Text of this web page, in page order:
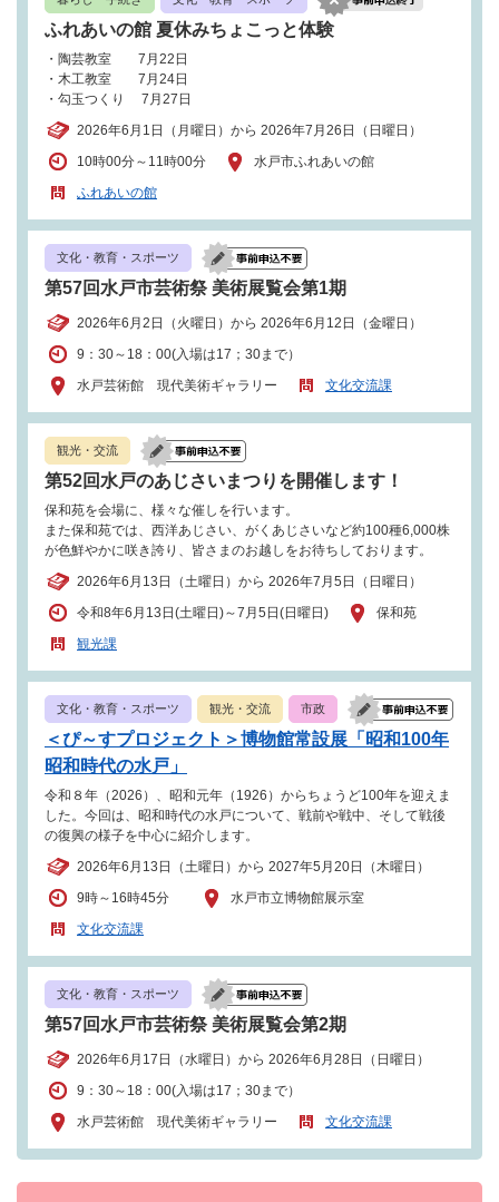
ふれあいの館 夏休みちょこっと体験
・陶芸教室 7月22日
・木工教室 7月24日
・勾玉つくり 7月27日
2026年6月1日（月曜日）から 2026年7月26日（日曜日）
10時00分～11時00分
水戸市ふれあいの館
ふれあいの館
文化・教育・スポーツ
第57回水戸市芸術祭 美術展覧会第1期
2026年6月2日（火曜日）から 2026年6月12日（金曜日）
9：30～18：00(入場は17；30まで）
水戸芸術館 現代美術ギャラリー
文化交流課
観光・交流
第52回水戸のあじさいまつりを開催します！
保和苑を会場に、様々な催しを行います。
また保和苑では、西洋あじさい、がくあじさいなど約100種6,000株
が色鮮やかに咲き誇り、皆さまのお越しをお待ちしております。
2026年6月13日（土曜日）から 2026年7月5日（日曜日）
令和8年6月13日(土曜日)～7月5日(日曜日)
保和苑
観光課
文化・教育・スポーツ 観光・交流 市政
＜ぴ～すプロジェクト＞博物館常設展「昭和100年
昭和時代の水戸」
令和８年（2026）、昭和元年（1926）からちょうど100年を迎えま
した。今回は、昭和時代の水戸について、戦前や戦中、そして戦後
の復興の様子を中心に紹介します。
2026年6月13日（土曜日）から 2027年5月20日（木曜日）
9時～16時45分
水戸市立博物館展示室
文化交流課
文化・教育・スポーツ
第57回水戸市芸術祭 美術展覧会第2期
2026年6月17日（水曜日）から 2026年6月28日（日曜日）
9：30～18：00(入場は17；30まで）
水戸芸術館 現代美術ギャラリー
文化交流課